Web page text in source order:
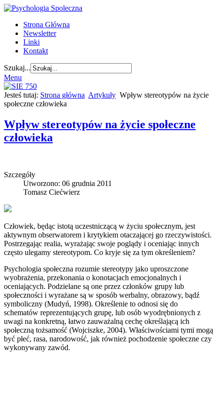
Strona Główna
Newsletter
Linki
Kontakt
Szukaj...
Menu
Jesteś tutaj: Strona główna Artykuły Wpływ stereotypów na życie
społeczne człowieka
Wpływ stereotypów na życie społeczne
człowieka
Szczegóły
Utworzono: 06 grudnia 2011
Tomasz Ciećwierz
Człowiek, będąc istotą uczestniczącą w życiu społecznym, jest
aktywnym obserwatorem i krytykiem otaczającej go rzeczywistości.
Postrzegając realia, wyrażając swoje poglądy i oceniając innych
często ulegamy stereotypom. Co kryje się za tym określeniem?
Psychologia społeczna rozumie stereotypy jako uproszczone
wyobrażenia, przekonania o konotacjach emocjonalnych i
oceniających. Podzielane są one przez członków grupy lub
społeczności i wyrażane są w sposób werbalny, obrazowy, bądź
symboliczny (Mudyń, 1998). Określenie to odnosi się do
schematów reprezentujących grupę, lub osób wyodrębnionych z
uwagi na konkretną, łatwo zauważalną cechę określającą ich
społeczną tożsamość (Wojciszke, 2004). Właściwościami tymi mogą
być płeć, rasa, narodowość, jak również pochodzenie społeczne czy
wykonywany zawód.